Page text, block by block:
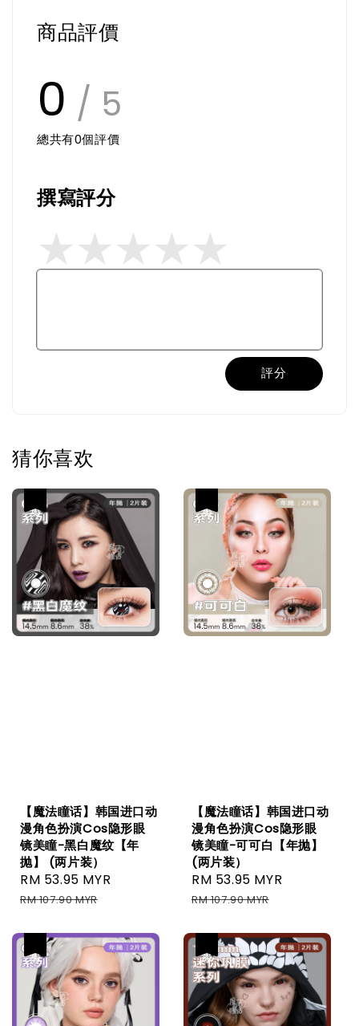
商品評價
0 / 5
總共有0個評價
撰寫評分
評分
猜你喜欢
【魔法瞳话】韩国进口动
漫角色扮演Cos隐形眼
镜美瞳-黑白魔纹【年
抛】 (两片装）
Sale
price
RM 53.95 MYR
RM 107.90 MYR
【魔法瞳话】韩国进口动
漫角色扮演Cos隐形眼
镜美瞳-可可白【年抛】
(两片装）
Sale
price
RM 53.95 MYR
RM 107.90 MYR